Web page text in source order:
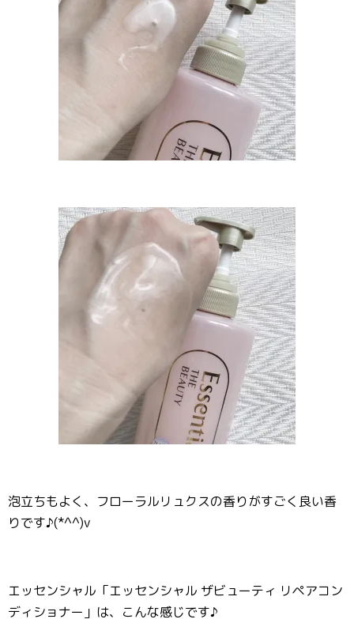
泡立ちもよく、フローラルリュクスの香りがすごく良い香
りです♪(*^^)v
エッセンシャル「エッセンシャル ザビューティ リペアコン
ディショナー」は、こんな感じです♪